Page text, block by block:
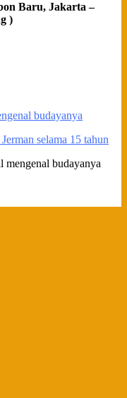
Baru, Jakarta –
)
budayanya
selama 15 tahun
mengenal budayanya